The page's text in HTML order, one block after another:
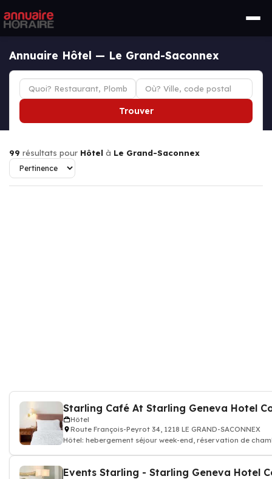
Annuaire Hôtel — Le Grand-Saconnex
Trouver
99 résultats pour Hôtel à Le Grand-Saconnex
Hôtel
Route François-Peyrot 34, 1218 LE GRAND-SACONNEX
Hôtel: hebergement séjour week-end, réservation de